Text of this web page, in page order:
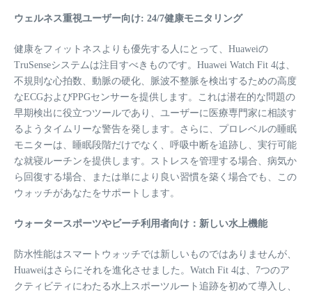
ウェルネス重視ユーザー向け: 24/7健康モニタリング
健康をフィットネスよりも優先する人にとって、Huaweiの
TruSenseシステムは注目すべきものです。Huawei Watch Fit 4は、
不規則な心拍数、動脈の硬化、脈波不整脈を検出するための高度
なECGおよびPPGセンサーを提供します。これは潜在的な問題の
早期検出に役立つツールであり、ユーザーに医療専門家に相談す
るようタイムリーな警告を発します。さらに、プロレベルの睡眠
モニターは、睡眠段階だけでなく、呼吸中断を追跡し、実行可能
な就寝ルーチンを提供します。ストレスを管理する場合、病気か
ら回復する場合、または単により良い習慣を築く場合でも、この
ウォッチがあなたをサポートします。
ウォータースポーツやビーチ利用者向け：新しい水上機能
防水性能はスマートウォッチでは新しいものではありませんが、
Huaweiはさらにそれを進化させました。Watch Fit 4は、7つのア
クティビティにわたる水上スポーツルート追跡を初めて導入し、